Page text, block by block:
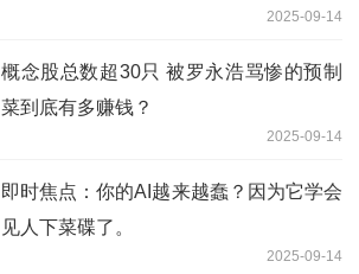
2025-09-14
概念股总数超30只 被罗永浩骂惨的预制
菜到底有多赚钱？
2025-09-14
即时焦点：你的AI越来越蠢？因为它学会
见人下菜碟了。
2025-09-14